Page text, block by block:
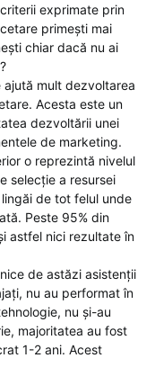
exprimate prin
primești mai
chiar dacă nu ai
ajută mult dezvoltarea
Acesta este un
dezvoltării unei
de marketing.
o reprezintă nivelul
selecție a resursei
de tot felul unde
Peste 95% din
astfel nici rezultate în
de astăzi asistenții
nu au performat în
nu și-au
majoritatea au fost
1-2 ani. Acest